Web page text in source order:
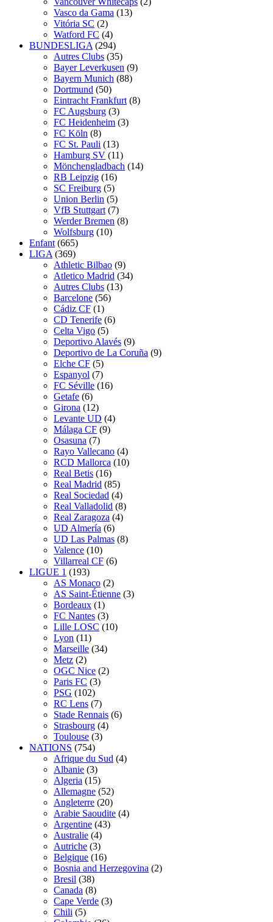
Vasco da Gama (13)
Vitória SC (2)
Watford FC (4)
BUNDESLIGA (294)
Autres Clubs (35)
Bayer Leverkusen (9)
Bayern Munich (88)
Dortmund (50)
Eintracht Frankfurt (8)
FC Augsburg (3)
FC Heidenheim (3)
FC Köln (8)
FC St. Pauli (13)
Hamburg SV (11)
Mönchengladbach (14)
RB Leipzig (16)
SC Freiburg (5)
Union Berlin (5)
VfB Stuttgart (7)
Werder Bremen (8)
Wolfsburg (10)
Enfant (665)
LIGA (369)
Athletic Bilbao (9)
Atletico Madrid (34)
Autres Clubs (13)
Barcelone (56)
Cádiz CF (1)
CD Tenerife (6)
Celta Vigo (5)
Deportivo Alavés (9)
Deportivo de La Coruña (9)
Elche CF (5)
Espanyol (7)
FC Séville (16)
Getafe (6)
Girona (12)
Levante UD (4)
Málaga CF (9)
Osasuna (7)
Rayo Vallecano (4)
RCD Mallorca (10)
Real Betis (16)
Real Madrid (85)
Real Sociedad (4)
Real Valladolid (8)
Real Zaragoza (4)
UD Almería (6)
UD Las Palmas (8)
Valence (10)
Villarreal CF (6)
LIGUE 1 (193)
AS Monaco (2)
AS Saint-Étienne (3)
Bordeaux (1)
FC Nantes (3)
Lille LOSC (10)
Lyon (11)
Marseille (34)
Metz (2)
OGC Nice (2)
Paris FC (3)
PSG (102)
RC Lens (7)
Stade Rennais (6)
Strasbourg (4)
Toulouse (3)
NATIONS (754)
Afrique du Sud (4)
Albanie (3)
Algeria (15)
Allemagne (52)
Angleterre (20)
Arabie Saoudite (4)
Argentine (43)
Australie (4)
Autriche (3)
Belgique (16)
Bosnia and Herzegovina (2)
Bresil (38)
Canada (8)
Cape Verde (3)
Chili (5)